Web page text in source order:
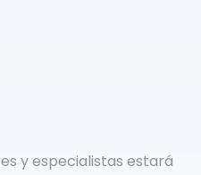
y especialistas estará